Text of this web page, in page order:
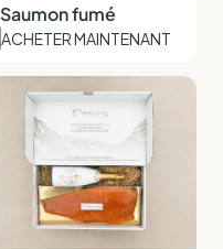
Saumon fumé
ACHETER MAINTENANT